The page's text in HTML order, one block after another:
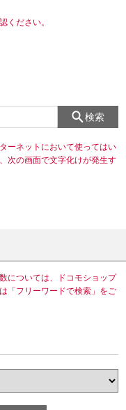
ください。
検索
ーネットにおいて使ってはい
次の画面で文字化けが発生す
については、ドコモショップ
「フリーワードで検索」をご